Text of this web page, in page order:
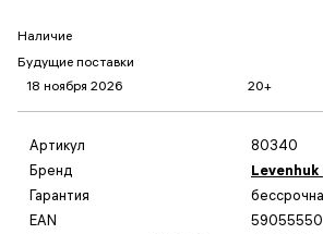
Наличие
Будущие поставки
18 ноября 2026
20+
Артикул
80340
Бренд
Levenhuk
Гарантия
EAN